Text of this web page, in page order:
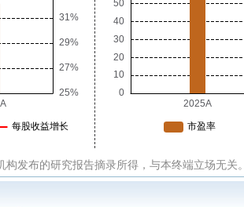
构发布的研究报告摘录所得，与本终端立场无